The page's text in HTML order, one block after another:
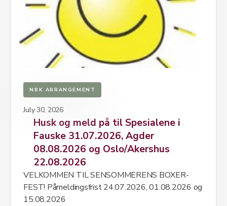
NBK ARRANGEMENT
July 30, 2026
Husk og meld på til Spesialene i
Fauske 31.07.2026, Agder
08.08.2026 og Oslo/Akershus
22.08.2026
VELKOMMEN TIL SENSOMMERENS BOXER-
FEST! Påmeldingsfrist 24.07.2026, 01.08.2026 og
15.08.2026